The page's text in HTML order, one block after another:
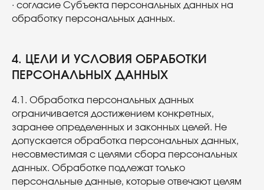
· согласие Субъекта персональных данных на
обработку персональных данных.
4. ЦЕЛИ И УСЛОВИЯ ОБРАБОТКИ
ПЕРСОНАЛЬНЫХ ДАННЫХ
4.1. Обработка персональных данных
ограничивается достижением конкретных,
заранее определенных и законных целей. Не
допускается обработка персональных данных,
несовместимая с целями сбора персональных
данных. Обработке подлежат только
персональные данные, которые отвечают целям